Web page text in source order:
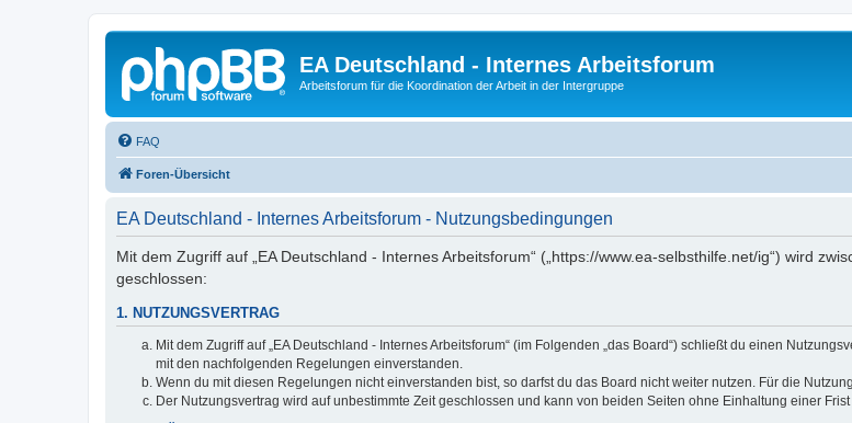
EA Deutschland - Internes Arbeitsforum
Arbeitsforum für die Koordination der Arbeit in der Intergruppe
FAQ
Foren-Übersicht
EA Deutschland - Internes Arbeitsforum - Nutzungsbedingungen
Mit dem Zugriff auf „EA Deutschland - Internes Arbeitsforum“ („https://www.ea-selbsthilfe.net/ig“) wird
geschlossen:
1. NUTZUNGSVERTRAG
Mit dem Zugriff auf „EA Deutschland - Internes Arbeitsforum“ (im Folgenden „das Board“) schließt du einen
mit den nachfolgenden Regelungen einverstanden.
Wenn du mit diesen Regelungen nicht einverstanden bist, so darfst du das Board nicht weiter nutzen. Für die
Der Nutzungsvertrag wird auf unbestimmte Zeit geschlossen und kann von beiden Seiten ohne Einhaltung einer